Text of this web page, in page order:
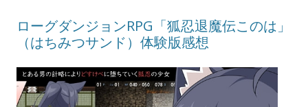
ローグダンジョンRPG「狐忍退魔伝このは」
（はちみつサンド）体験版感想